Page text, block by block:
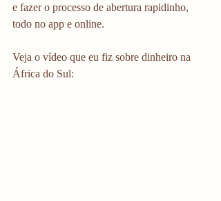
e fazer o processo de abertura rapidinho,
todo no app e online.
Veja o vídeo que eu fiz sobre dinheiro na
África do Sul: